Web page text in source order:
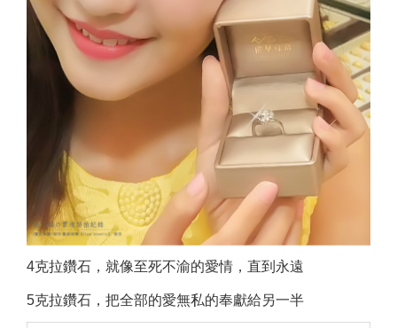
4克拉鑽石，就像至死不渝的愛情，直到永遠
5克拉鑽石，把全部的愛無私的奉獻給另一半